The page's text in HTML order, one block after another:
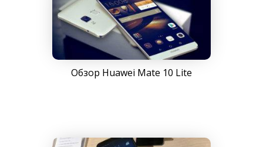
Обзор Huawei Mate 10 Lite